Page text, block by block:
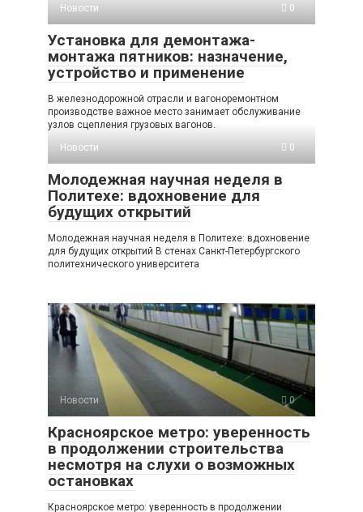
Новости
0
Установка для демонтажа-
монтажа пятников: назначение,
устройство и применение
В железнодорожной отрасли и вагоноремонтном
производстве важное место занимает обслуживание
узлов сцепления грузовых вагонов.
Новости
0
Молодежная научная неделя в
Политехе: вдохновение для
будущих открытий
Молодежная научная неделя в Политехе: вдохновение
для будущих открытий В стенах Санкт-Петербургского
политехнического университета
Новости 0
Красноярское метро: уверенность
в продолжении строительства
несмотря на слухи о возможных
остановках
Красноярское метро: уверенность в продолжении